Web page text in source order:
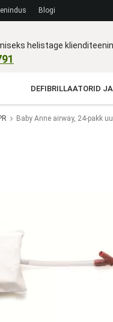
Blogi
helistage
DEFIBRILLAATORID
Baby Anne airway, 24-pakk